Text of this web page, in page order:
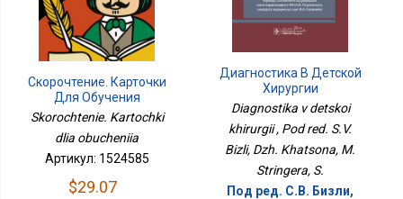
Скорочтение. Карточки
Для Обучения
Skorochtenie. Kartochki
dlia obucheniia
Артикул: 1524585
$29.07
Диагностика В Детской
Хирургии
Diagnostika v detskoi
khirurgii , Pod red. S.V.
Bizli, Dzh. Khatsona, M.
Stringera, S.
Под ред. С.В. Бизли,